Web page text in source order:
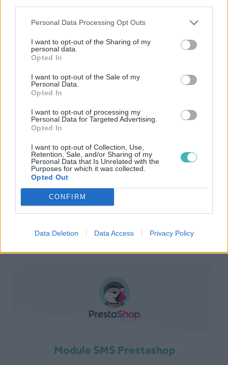
Personal Data Processing Opt Outs
I want to opt-out of the Sharing of my
personal data.
Opted In
I want to opt-out of the Sale of my
Personal Data.
Opted In
I want to opt-out of processing my
Personal Data for Targeted Advertising.
Opted In
I want to opt-out of Collection, Use,
Retention, Sale, and/or Sharing of my
Personal Data that Is Unrelated with the
Purposes for which it was collected.
Opted Out
CONFIRM
Data Deletion Data Access Privacy Policy
+ de fonctionnalités
Découvrez nos
autres modules
d’intégration
SMS Partner propose plusieurs modules
Module SMS Prestashop